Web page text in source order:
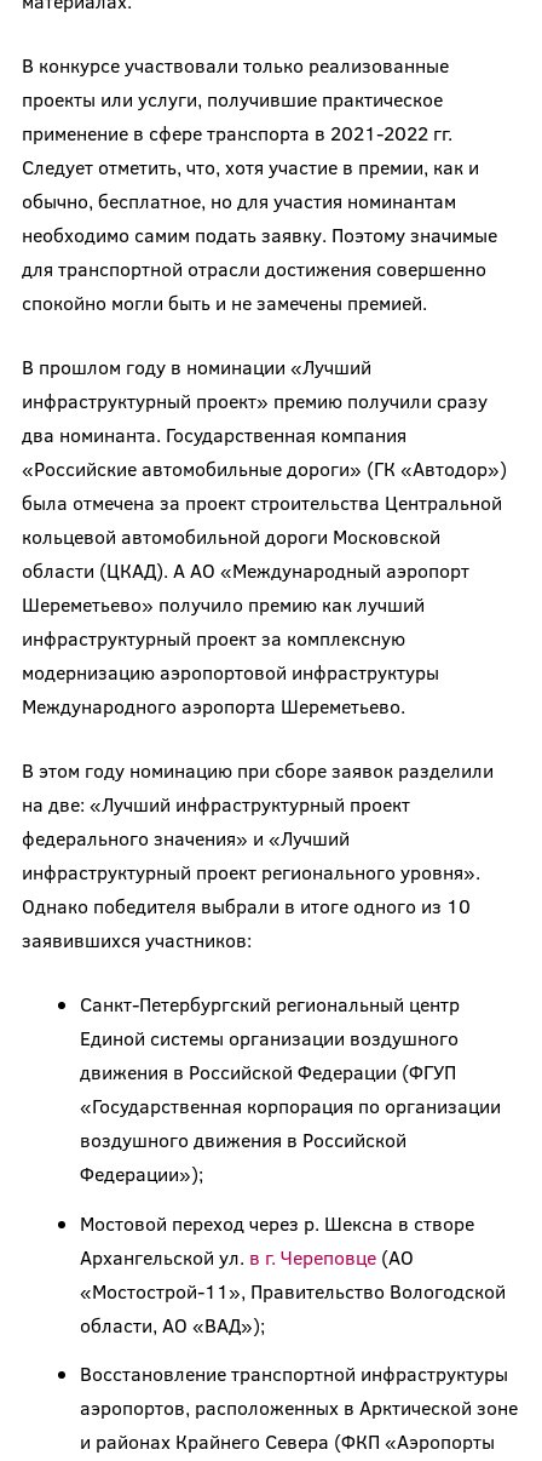
В конкурсе участвовали только реализованные
проекты или услуги, получившие практическое
применение в сфере транспорта в 2021-2022 гг.
Следует отметить, что, хотя участие в премии, как и
обычно, бесплатное, но для участия номинантам
необходимо самим подать заявку. Поэтому значимые
для транспортной отрасли достижения совершенно
спокойно могли быть и не замечены премией.
В прошлом году в номинации «Лучший
инфраструктурный проект» премию получили сразу
два номинанта. Государственная компания
«Российские автомобильные дороги» (ГК «Автодор»)
была отмечена за проект строительства Центральной
кольцевой автомобильной дороги Московской
области (ЦКАД). А АО «Международный аэропорт
Шереметьево» получило премию как лучший
инфраструктурный проект за комплексную
модернизацию аэропортовой инфраструктуры
Международного аэропорта Шереметьево.
В этом году номинацию при сборе заявок разделили
на две: «Лучший инфраструктурный проект
федерального значения» и «Лучший
инфраструктурный проект регионального уровня».
Однако победителя выбрали в итоге одного из 10
заявившихся участников:
Санкт-Петербургский региональный центр
Единой системы организации воздушного
движения в Российской Федерации (ФГУП
«Государственная корпорация по организации
воздушного движения в Российской
Федерации»);
Мостовой переход через р. Шексна в створе
Архангельской ул. в г. Череповце(АО
«Мостострой-11», Правительство Вологодской
области, АО «ВАД»);
Восстановление транспортной инфраструктуры
аэропортов, расположенных в Арктической зоне
и районах Крайнего Севера (ФКП «Аэропорты